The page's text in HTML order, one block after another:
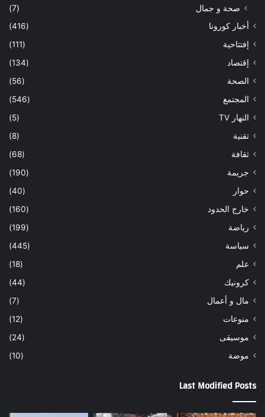
صحة و جمال
(7)
أخبار كورونا
(416)
إفتتاحية
(111)
إقتصاد
(134)
الصحة
(56)
المجتمع
(546)
النهار TV
(5)
تقنية
(8)
ثقافة
(68)
جريمة
(190)
حوار
(40)
خارج الحدود
(160)
رياضة
(199)
سياسة
(445)
علم
(18)
كرونيك
(44)
مال و أعمال
(7)
منوعات
(12)
موسيقى
(24)
موضة
(10)
Last Modified Posts